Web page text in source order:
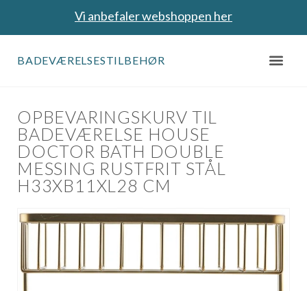
Vi anbefaler webshoppen her
BADEVÆRELSESTILBEHØR
OPBEVARINGSKURV TIL
BADEVÆRELSE HOUSE
DOCTOR BATH DOUBLE
MESSING RUSTFRIT STÅL
H33XB11XL28 CM